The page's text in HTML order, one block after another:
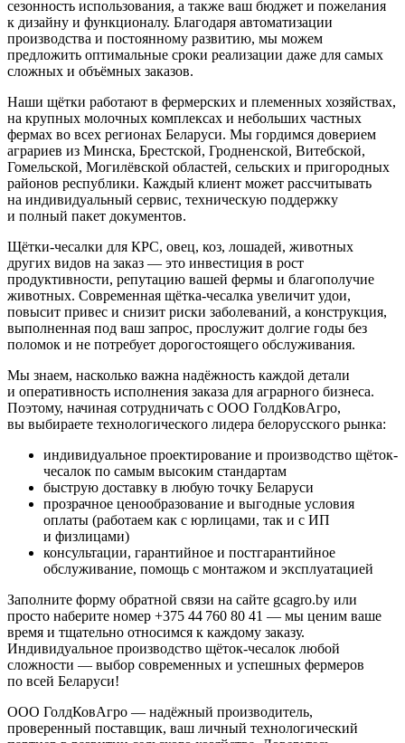
сезонность использования, а также ваш бюджет и пожелания
к дизайну и функционалу. Благодаря автоматизации
производства и постоянному развитию, мы можем
предложить оптимальные сроки реализации даже для самых
сложных и объёмных заказов.
Наши щётки работают в фермерских и племенных хозяйствах,
на крупных молочных комплексах и небольших частных
фермах во всех регионах Беларуси. Мы гордимся доверием
аграриев из Минска, Брестской, Гродненской, Витебской,
Гомельской, Могилёвской областей, сельских и пригородных
районов республики. Каждый клиент может рассчитывать
на индивидуальный сервис, техническую поддержку
и полный пакет документов.
Щётки-чесалки для КРС, овец, коз, лошадей, животных
других видов на заказ — это инвестиция в рост
продуктивности, репутацию вашей фермы и благополучие
животных. Современная щётка-чесалка увеличит удои,
повысит привес и снизит риски заболеваний, а конструкция,
выполненная под ваш запрос, прослужит долгие годы без
поломок и не потребует дорогостоящего обслуживания.
Мы знаем, насколько важна надёжность каждой детали
и оперативность исполнения заказа для аграрного бизнеса.
Поэтому, начиная сотрудничать с ООО ГолдКовАгро,
вы выбираете технологического лидера белорусского рынка:
индивидуальное проектирование и производство щёток-
чесалок по самым высоким стандартам
быструю доставку в любую точку Беларуси
прозрачное ценообразование и выгодные условия
оплаты (работаем как с юрлицами, так и с ИП
и физлицами)
консультации, гарантийное и постгарантийное
обслуживание, помощь с монтажом и эксплуатацией
Заполните форму обратной связи на сайте gcagro.by или
просто наберите номер +375 44 760 80 41 — мы ценим ваше
время и тщательно относимся к каждому заказу.
Индивидуальное производство щёток-чесалок любой
сложности — выбор современных и успешных фермеров
по всей Беларуси!
ООО ГолдКовАгро — надёжный производитель,
проверенный поставщик, ваш личный технологический